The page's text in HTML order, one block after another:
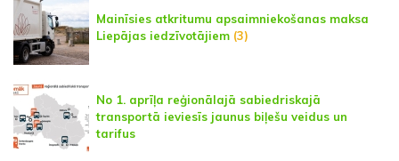
Mainīsies atkritumu apsaimniekošanas maksa
Liepājas iedzīvotājiem (3)
No 1. aprīļa reģionālajā sabiedriskajā
transportā ieviesīs jaunus biļešu veidus un
tarifus